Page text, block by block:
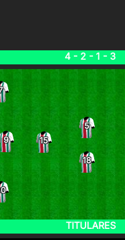
4 - 2 - 1 - 3
5
18
15
9
TITULARES